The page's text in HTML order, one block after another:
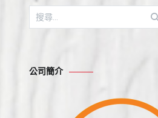
搜
尋
字:
公司簡介